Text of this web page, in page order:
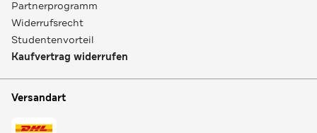
Partnerprogramm
Widerrufsrecht
Studentenvorteil
Kaufvertrag widerrufen
Versandart